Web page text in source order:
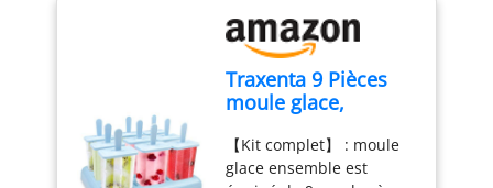
ans</li> </ul>
Traxenta 9 Pièces
moule glace,
réutilisable, ice pop
mold, Avec Brosses,
【Kit complet】 : moule
glace ensemble est